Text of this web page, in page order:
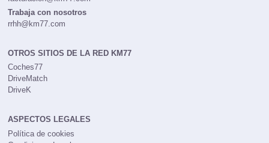
Trabaja con nosotros
rrhh@km77.com
OTROS SITIOS DE LA RED KM77
Coches77
DriveMatch
DriveK
ASPECTOS LEGALES
Política de cookies